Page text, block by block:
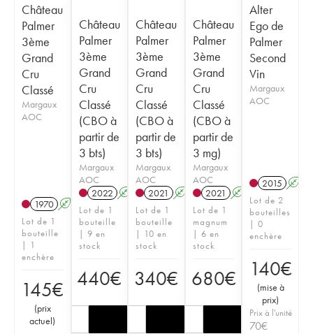
Château
Palmer
3ème
Grand
Cru
Classé
Margaux
AOC
1970 A
Lot de 1
bouteille
| 1
enchère
145€
(prix
actuel)
Château
Palmer
3ème
Grand
Cru
Classé
(CBO à
partir de
3 bts)
Margaux
AOC
2022 A T
Lot de 1
bouteille
| 9 en
stock
440€
Château
Palmer
3ème
Grand
Cru
Classé
(CBO à
partir de
3 bts)
Margaux
AOC
2021
A T
Lot de 1
bouteille
| 10 en
stock
340€
Château
Palmer
3ème
Grand
Cru
Classé
(CBO à
partir de
3 mg)
Margaux
AOC
2021 A
Lot de 1
magnum
| 6 en
stock
680€
Alter
Ego de
Palmer
Second
Vin
Margaux
AOC
2015 A
Lot de 2
bouteilles
| 0
enchère
140€
(mise à
prix)
Prix à l'unité
70€